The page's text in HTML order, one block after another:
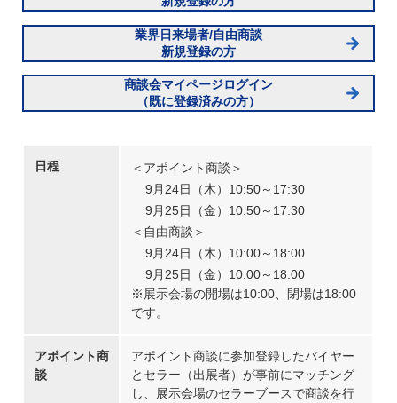
業界日来場者/自由商談
新規登録の方
商談会マイページログイン
（既に登録済みの方）
日程
＜アポイント商談＞
9月24日（木）10:50～17:30
9月25日（金）10:50～17:30
＜自由商談＞
9月24日（木）10:00～18:00
9月25日（金）10:00～18:00
※展示会場の開場は10:00、閉場は18:00
です。
アポイント商
談
アポイント商談に参加登録したバイヤー
とセラー（出展者）が事前にマッチング
し、展示会場のセラーブースで商談を行